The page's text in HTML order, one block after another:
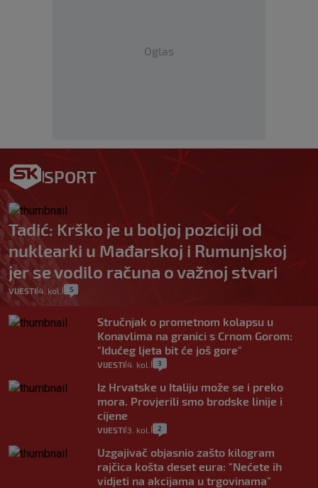
Oglas
SPORT
Tadić: Krško je u boljoj poziciji od
nuklearki u Mađarskoj i Rumunjskoj
jer se vodilo računa o važnoj stvari
VIJESTI|4. kol. 5
Stručnjak o prometnom kolapsu u
Konavlima na granici s Crnom Gorom:
"Idućeg ljeta bit će još gore"
VIJESTI 4. kol. 3
Iz Hrvatske u Italiju može se i preko
mora. Provjerili smo brodske linije i
cijene
VIJESTI 3. kol. 2
Uzgajivač objasnio zašto kilogram
rajčica košta deset eura: "Nećete ih
vidjeti na akcijama u trgovinama"